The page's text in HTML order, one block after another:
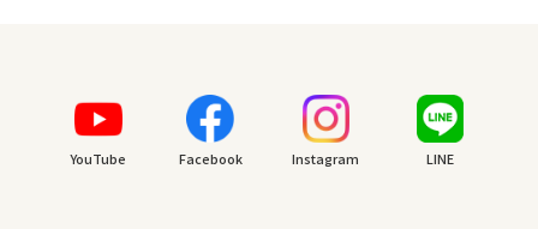
YouTube Facebook Instagram LINE